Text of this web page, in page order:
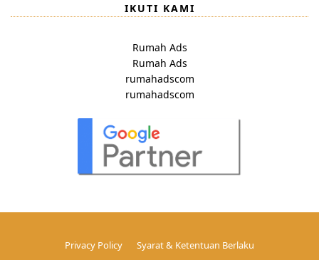
IKUTI KAMI
Rumah Ads
Rumah Ads
rumahadscom
rumahadscom
Privacy Policy Syarat & Ketentuan Berlaku